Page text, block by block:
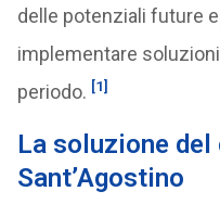
delle potenziali future
implementare
periodo. [1]
La soluzione
Sant’Agostino